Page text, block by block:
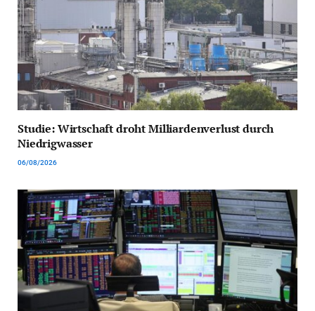
Studie: Wirtschaft droht Milliardenverlust durch
Niedrigwasser
06/08/2026